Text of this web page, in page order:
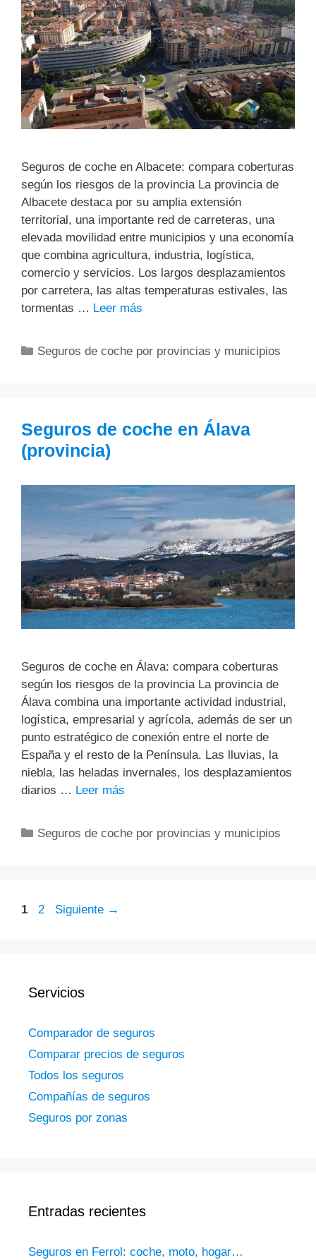
Seguros de coche en Albacete: compara coberturas
según los riesgos de la provincia La provincia de
Albacete destaca por su amplia extensión
territorial, una importante red de carreteras, una
elevada movilidad entre municipios y una economía
que combina agricultura, industria, logística,
comercio y servicios. Los largos desplazamientos
por carretera, las altas temperaturas estivales, las
tormentas … Leer más
Categorías
Seguros de coche por provincias y municipios
Seguros de coche en Álava
(provincia)
Seguros de coche en Álava: compara coberturas
según los riesgos de la provincia La provincia de
Álava combina una importante actividad industrial,
logística, empresarial y agrícola, además de ser un
punto estratégico de conexión entre el norte de
España y el resto de la Península. Las lluvias, la
niebla, las heladas invernales, los desplazamientos
diarios … Leer más
Categorías
Seguros de coche por provincias y municipios
Página
1 Página
2 Siguiente →
Servicios
Comparador de seguros
Comparar precios de seguros
Todos los seguros
Compañías de seguros
Seguros por zonas
Entradas recientes
Seguros en Ferrol: coche, moto, hogar…